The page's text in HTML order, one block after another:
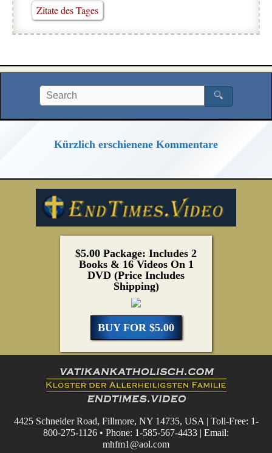
Zitate des Tages
🔍
Kürzlich erschienene Kommentare
$5.00 Package: Includes 2
Books & 16 Videos On 1
DVD (Price Includes
Shipping)
BUY FOR $5.00
4425 Schneider Road, Fillmore, NY 14735, USA | Toll-Free: 1-
800-275-1126 • Phone: 1-585-567-4433 | Email:
mhfm1@aol.com